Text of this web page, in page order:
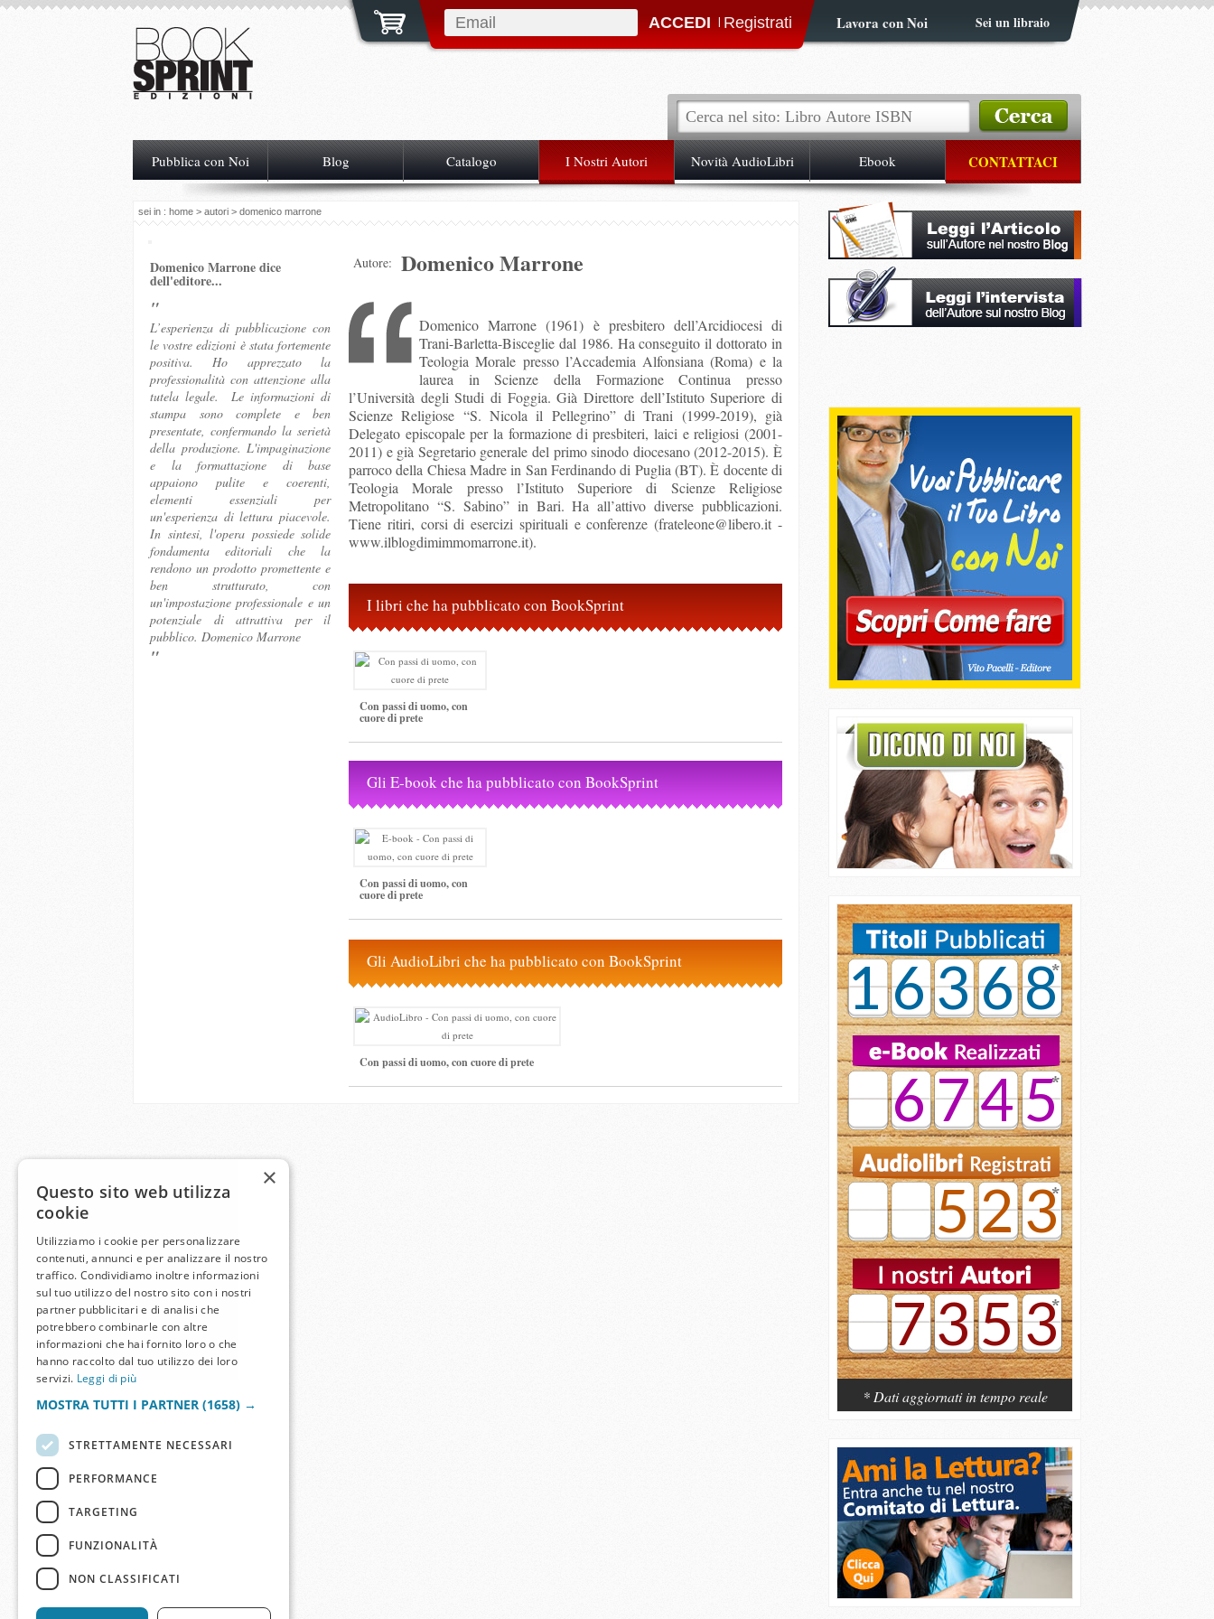
| Lavora con Noi Sei un libraio
Pubblica con Noi Blog Catalogo I Nostri Autori Novità AudioLibri Ebook CONTATTACI
sei in : home > autori > domenico marrone
Domenico Marrone dice
dell'editore...
"
L’esperienza di pubblicazione con
le vostre edizioni è stata fortemente
positiva. Ho apprezzato la
professionalità con attenzione alla
tutela legale. Le informazioni di
stampa sono complete e ben
presentate, confermando la serietà
della produzione. L'impaginazione
e la formattazione di base
appaiono pulite e coerenti,
elementi essenziali per
un'esperienza di lettura piacevole.
In sintesi, l'opera possiede solide
fondamenta editoriali che la
rendono un prodotto promettente e
ben strutturato, con
un'impostazione professionale e un
potenziale di attrattiva per il
pubblico. Domenico Marrone
"
Autore: Domenico Marrone
Domenico Marrone (1961) è presbitero dell’Arcidiocesi di
Trani-Barletta-Bisceglie dal 1986. Ha conseguito il dottorato in
Teologia Morale presso l’Accademia Alfonsiana (Roma) e la
laurea in Scienze della Formazione Continua presso
l’Università degli Studi di Foggia. Già Direttore dell’Istituto Superiore di
Scienze Religiose “S. Nicola il Pellegrino” di Trani (1999-2019), già
Delegato episcopale per la formazione di presbiteri, laici e religiosi (2001-
2011) e già Segretario generale del primo sinodo diocesano (2012-2015). È
parroco della Chiesa Madre in San Ferdinando di Puglia (BT). È docente di
Teologia Morale presso l’Istituto Superiore di Scienze Religiose
Metropolitano “S. Sabino” in Bari. Ha all’attivo diverse pubblicazioni.
Tiene ritiri, corsi di esercizi spirituali e conferenze (frateleone@libero.it -
www.ilblogdimimmomarrone.it).
I libri che ha pubblicato con BookSprint
Con passi di uomo, con
cuore di prete
Gli E-book che ha pubblicato con BookSprint
Con passi di uomo, con
cuore di prete
Gli AudioLibri che ha pubblicato con BookSprint
Con passi di uomo, con cuore di prete
16368
6745
523
7353
* Dati aggiornati in tempo reale
×
Questo sito web utilizza
cookie
Utilizziamo i cookie per personalizzare
contenuti, annunci e per analizzare il nostro
traffico. Condividiamo inoltre informazioni
sul tuo utilizzo del nostro sito con i nostri
partner pubblicitari e di analisi che
potrebbero combinarle con altre
informazioni che hai fornito loro o che
hanno raccolto dal tuo utilizzo dei loro
servizi. Leggi di più
MOSTRA TUTTI I PARTNER (1658) →
STRETTAMENTE NECESSARI
PERFORMANCE
TARGETING
FUNZIONALITÀ
NON CLASSIFICATI